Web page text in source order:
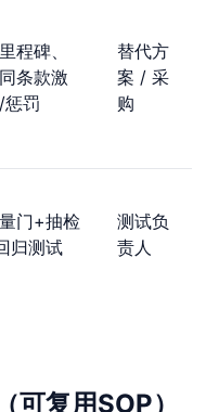
程碑、
条款激
惩罚
替代方
案 / 采
购
门+抽检
归测试
测试负
责人
可复用SOP）